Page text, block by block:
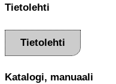
Tietolehti
Tietolehti
Katalogi, manuaali